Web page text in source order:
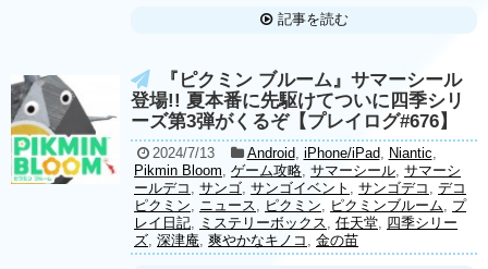
記事を読む
『ピクミン ブルーム』サマーシール
登場!! 夏本番に先駆けてついに四季シリ
ーズ第3弾がくるぞ【プレイログ#676】
2024/7/13 Android, iPhone/iPad, Niantic,
Pikmin Bloom, ゲーム攻略, サマーシール, サマーシ
ールデコ , サンゴ, サンゴイベント , サンゴデコ , デコ
ピクミン, ニュース, ピクミン, ピクミンブルーム, プ
レイ日記, ミステリーボックス, 任天堂, 四季シリー
ズ, 深津庵, 爽やかなキノコ , 金の苗